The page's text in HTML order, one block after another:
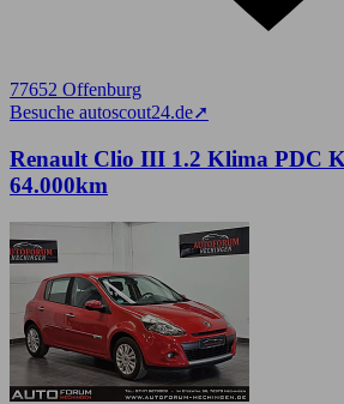
77652 Offenburg
Besuche autoscout24.de➚
Renault Clio III 1.2 Klima PDC
64.000km